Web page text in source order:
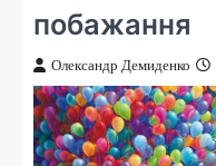
побажання
Олександр Демиденко